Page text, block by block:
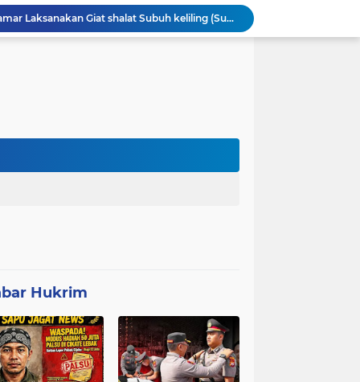
Anggota Polsek Leuwidamar Laksanakan Giat shalat Subuh keliling (Subling) Di Desa Lebakparahiang
Patroli Malam dan Pengamanan Voli, Koramil Bulukerto Jaga Kondusivitas Wilayah
Polemik UHC di PKM Pemandegan Lebak Terjawab: Ini Beda UHC dan Kapitasi Serta Aturan Status Aktif Versi BPJS
Hukrim